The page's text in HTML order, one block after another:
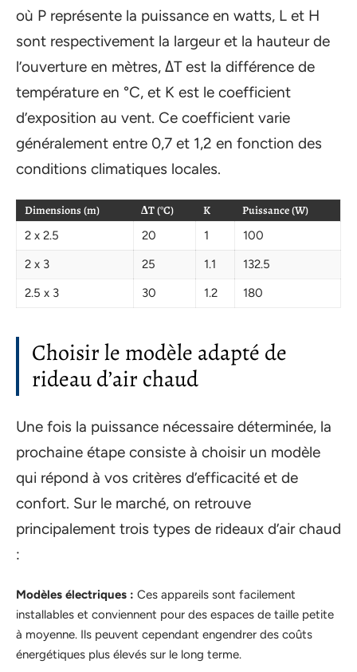
où P représente la puissance en watts, L et H
sont respectivement la largeur et la hauteur de
l’ouverture en mètres, ΔT est la différence de
température en °C, et K est le coefficient
d’exposition au vent. Ce coefficient varie
généralement entre 0,7 et 1,2 en fonction des
conditions climatiques locales.
Dimensions (m) ΔT (°C) K Puissance (W)
2 x 2.5 20 1
100
2 x 3
25 1.1
132.5
2.5 x 3
30 1.2 180
Choisir le modèle adapté de
rideau d’air chaud
Une fois la puissance nécessaire déterminée, la
prochaine étape consiste à choisir un modèle
qui répond à vos critères d’efficacité et de
confort. Sur le marché, on retrouve
principalement trois types de rideaux d’air chaud
:
Modèles électriques : Ces appareils sont facilement
installables et conviennent pour des espaces de taille petite
à moyenne. Ils peuvent cependant engendrer des coûts
énergétiques plus élevés sur le long terme.